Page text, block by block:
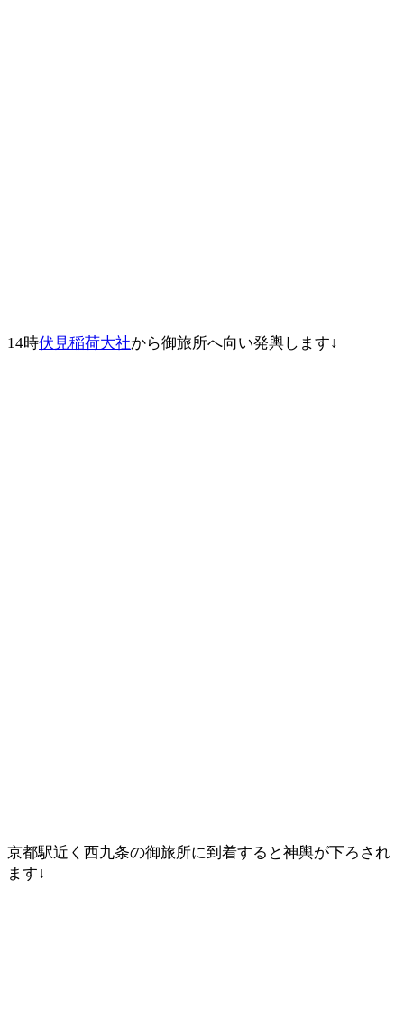
14時伏見稲荷大社から御旅所へ向い発輿します↓
京都駅近く西九条の御旅所に到着すると神輿が下ろされ
ます↓